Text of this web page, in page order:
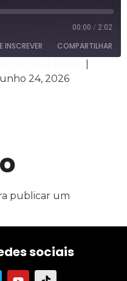
00:00 / 2:02
INSCREVER COMPARTILHAR
Spotify24, 2026
publicar um
sociais